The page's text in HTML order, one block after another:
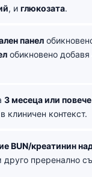
, и глюкозата.
панел
обикновено добавя
3 месеца или повече
клиничен контекст.
BUN/креатинин
преренално